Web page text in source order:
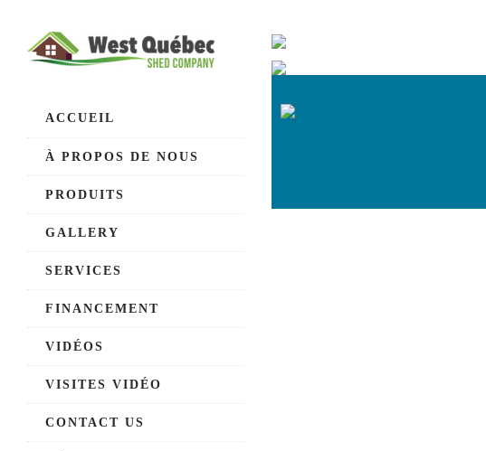
ACCUEIL
À PROPOS DE NOUS
PRODUITS
GALLERY
SERVICES
FINANCEMENT
DISPONIBLE
VIDÉOS
D’INSTALLATION
VISITES VIDÉO
CONTACT US